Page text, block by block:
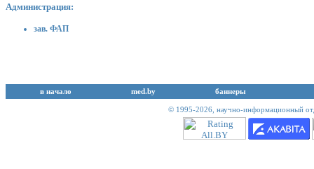
Администрация:
зав. ФАП
в начало med.by баннеры
© 1995-2026, научно-информационный